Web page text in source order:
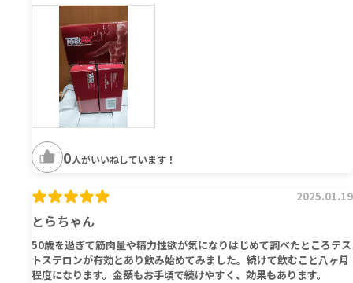
0人がいいねしています！
とらちゃん
2025.01.19
50歳を過ぎて筋肉量や精力性欲が気になりはじめて調べたところテス
トステロンが有効とあり飲み始めてみました。続けて飲むこと八ヶ月
程度になります。金額もお手頃で続けやすく、効果もあります。